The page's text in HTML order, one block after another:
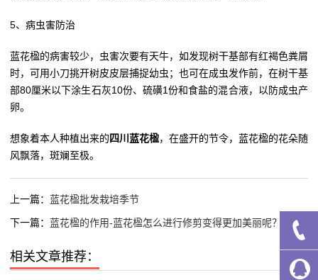
5、病虫害防治
蓝花楹的病害较少，虫害次要有天牛，如发现树干基部有红褐色粪屑
时，可用小刀挑开树皮皮层捕捉幼虫；也可在成虫发作前，在树干基
部80厘米以下涂生石灰10份、硫磺1份和食盐的混合液，以防成虫产
卵。
想象着本人种植出来的四川蓝花楹，在盛开的节令，蓝花楹的花朵随
风飘落，斑斓至极。
上一篇： 蓝花楹批发栽培季节
下一篇： 蓝花楹的作用-蓝花楹怎么进行修剪变得更加美丽呢？
相关文章推荐：